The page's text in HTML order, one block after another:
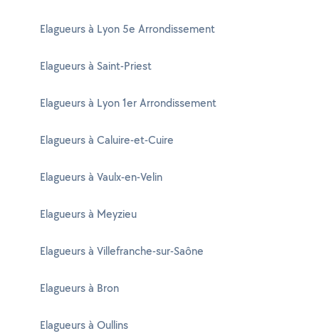
Elagueurs à Lyon 5e Arrondissement
Elagueurs à Saint-Priest
Elagueurs à Lyon 1er Arrondissement
Elagueurs à Caluire-et-Cuire
Elagueurs à Vaulx-en-Velin
Elagueurs à Meyzieu
Elagueurs à Villefranche-sur-Saône
Elagueurs à Bron
Elagueurs à Oullins